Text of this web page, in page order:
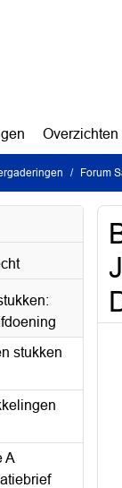
Overzichten
Forum
stukken
A